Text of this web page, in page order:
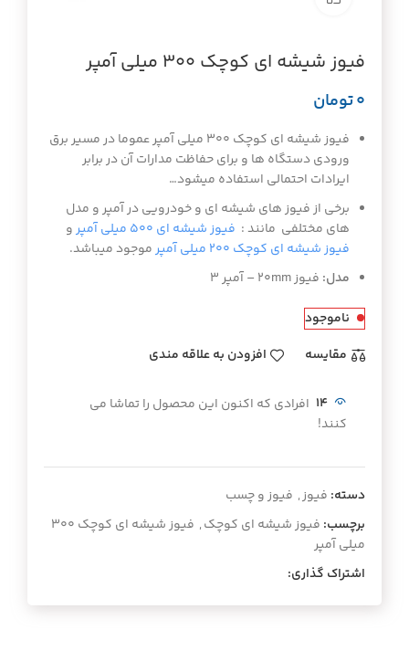
فیوز شیشه ای کوچک ۳۰۰ میلی آمپر
تومان
فیوز شیشه ای کوچک ۳۰۰ میلی آمپر عموما در مسیر برق
ورودی دستگاه ها و برای حفاظت مدارات آن در برابر
ایرادات احتمالی استفاده میشود…
برخی از فیوز های شیشه ای و خودرویی در آمپر و مدل
های مختلفی مانند : فیوز شیشه ای ۵۰۰ میلی آمپر
و
فیوز شیشه ای کوچک ۲۰۰ میلی آمپر
موجود میباشد.
مدل: فیوز 20mm – آمپر 3
ناموجود
مقايسه
افزودن به علاقه مندی
14 افرادی که اکنون این محصول را تماشا می
کنند!
دسته: فیوز, فیوز و چسب
برچسب: فیوز شیشه ای کوچک,
فیوز شیشه ای کوچک ۳۰۰
میلی آمپر
اشتراک گذاری: